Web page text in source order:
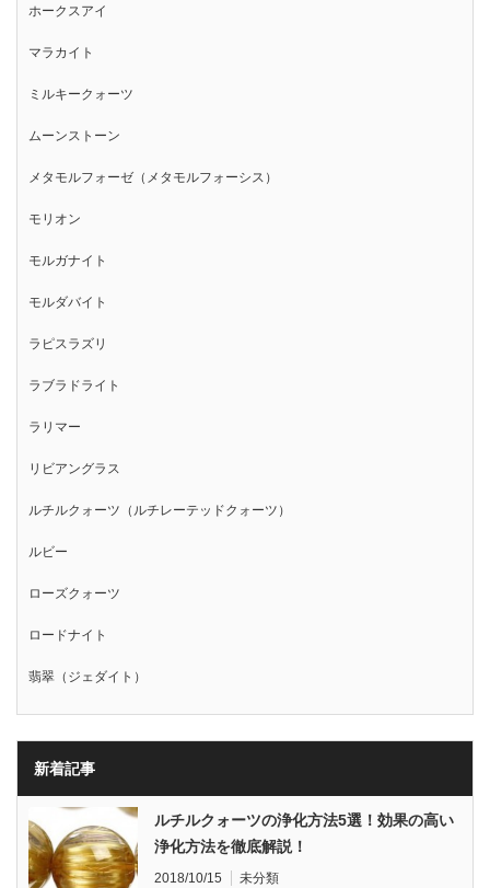
ホークスアイ
マラカイト
ミルキークォーツ
ムーンストーン
メタモルフォーゼ（メタモルフォーシス）
モリオン
モルガナイト
モルダバイト
ラピスラズリ
ラブラドライト
ラリマー
リビアングラス
ルチルクォーツ（ルチレーテッドクォーツ）
ルビー
ローズクォーツ
ロードナイト
翡翠（ジェダイト）
新着記事
ルチルクォーツの浄化方法5選！効果の高い
浄化方法を徹底解説！
2018/10/15 未分類